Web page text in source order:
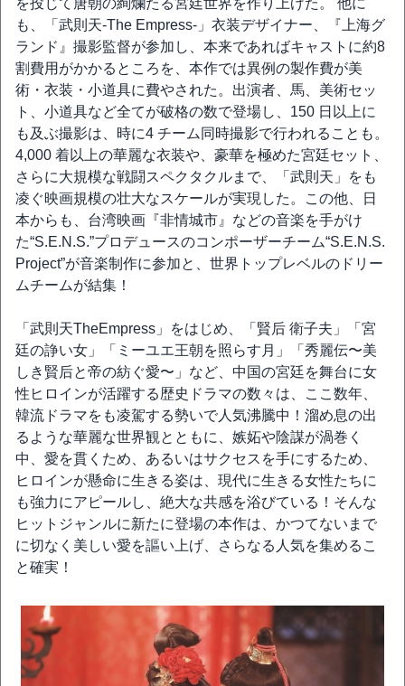
を投じて唐朝の絢爛たる宮廷世界を作り上げた。 他に
も、「武則天-The Empress-」衣装デザイナー、『上海グ
ランド』撮影監督が参加し、本来であればキャストに約8
割費用がかかるところを、本作では異例の製作費が美
術・衣装・小道具に費やされた。出演者、馬、美術セッ
ト、小道具など全てが破格の数で登場し、150 日以上に
も及ぶ撮影は、時に4 チーム同時撮影で行われることも。
4,000 着以上の華麗な衣装や、豪華を極めた宮廷セット、
さらに大規模な戦闘スペクタクルまで、「武則天」をも
凌ぐ映画規模の壮大なスケールが実現した。この他、日
本からも、台湾映画『非情城市』などの音楽を手がけ
た“S.E.N.S.”プロデュースのコンポーザーチーム“S.E.N.S.
Project”が音楽制作に参加と、世界トップレベルのドリー
ムチームが結集！
「武則天TheEmpress」をはじめ、「賢后 衛子夫」「宮
廷の諍い女」「ミーユエ王朝を照らす月」「秀麗伝〜美
しき賢后と帝の紡ぐ愛〜」など、中国の宮廷を舞台に女
性ヒロインが活躍する歴史ドラマの数々は、ここ数年、
韓流ドラマをも凌駕する勢いで人気沸騰中！溜め息の出
るような華麗な世界観とともに、嫉妬や陰謀が渦巻く
中、愛を貫くため、あるいはサクセスを手にするため、
ヒロインが懸命に生きる姿は、現代に生きる女性たちに
も強力にアピールし、絶大な共感を浴びている！そんな
ヒットジャンルに新たに登場の本作は、かつてないまで
に切なく美しい愛を謳い上げ、さらなる人気を集めるこ
と確実！